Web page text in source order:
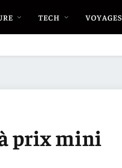
TECH VOYAGES
prix mini